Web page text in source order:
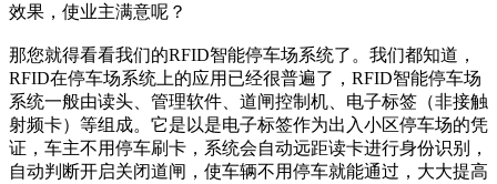
效果，使业主满意呢？
那您就得看看我们的RFID智能停车场系统了。我们都知道，
RFID在停车场系统上的应用已经很普遍了，RFID智能停车场
系统一般由读头、管理软件、道闸控制机、电子标签（非接触
射频卡）等组成。它是以是电子标签作为出入小区停车场的凭
证，车主不用停车刷卡，系统会自动远距读卡进行身份识别，
自动判断开启关闭道闸，使车辆不用停车就能通过，大大提高